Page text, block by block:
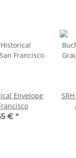
Envelope
€ *